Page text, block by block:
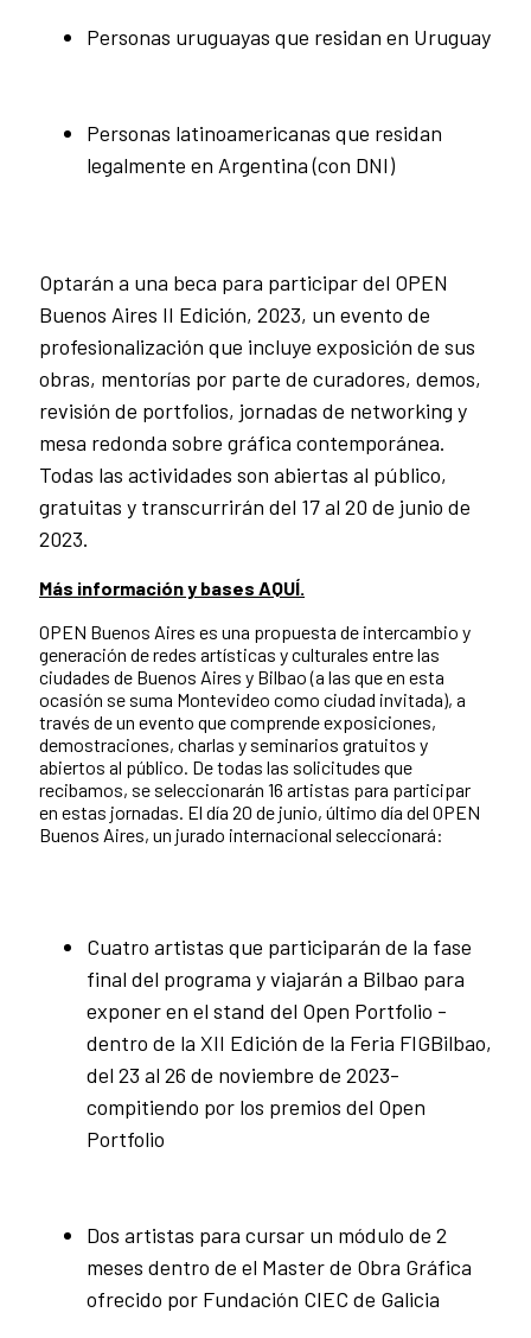
Personas uruguayas que residan en Uruguay
Personas latinoamericanas que residan
legalmente en Argentina (con DNI)
Optarán a una beca para participar del OPEN
Buenos Aires II Edición, 2023, un evento de
profesionalización que incluye exposición de sus
obras, mentorías por parte de curadores, demos,
revisión de portfolios, jornadas de networking y
mesa redonda sobre gráfica contemporánea.
Todas las actividades son abiertas al público,
gratuitas y transcurrirán del 17 al 20 de junio de
2023.
Más información y bases AQUÍ.
OPEN Buenos Aires es una propuesta de intercambio y
generación de redes artísticas y culturales entre las
ciudades de Buenos Aires y Bilbao (a las que en esta
ocasión se suma Montevideo como ciudad invitada), a
través de un evento que comprende exposiciones,
demostraciones, charlas y seminarios gratuitos y
abiertos al público. De todas las solicitudes que
recibamos, se seleccionarán 16 artistas para participar
en estas jornadas. El día 20 de junio, último día del OPEN
Buenos Aires, un jurado internacional seleccionará:
Cuatro artistas que participarán de la fase
final del programa y viajarán a Bilbao para
exponer en el stand del Open Portfolio -
dentro de la XII Edición de la Feria FIGBilbao,
del 23 al 26 de noviembre de 2023-
compitiendo por los premios del Open
Portfolio
Dos artistas para cursar un módulo de 2
meses dentro de el Master de Obra Gráfica
ofrecido por Fundación CIEC de Galicia